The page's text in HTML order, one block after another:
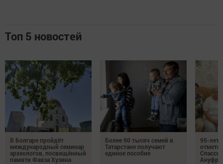
Топ 5 новостей
В Болгаре пройдёт
международный семинар
археологов, посвящённый
памяти Фаяза Хузина
Более 90 тысяч семей в
Татарстане получают
единое пособие
95-